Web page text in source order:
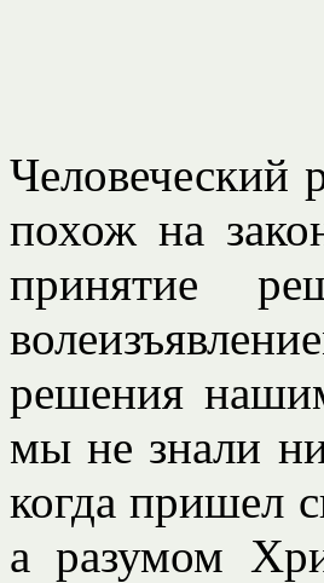
Человеческий
похож на
принятие
решения
мы не знали
когда пришел
а разумом